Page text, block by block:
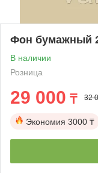
Фон бумажный
В наличии
Розница
29 000 ₸ 32
Экономия 3000 ₸